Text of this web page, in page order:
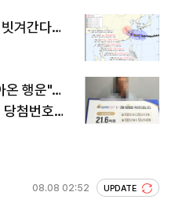
겨간다…
온 행운"…
첨번호조
08.08 02:52 UPDATE